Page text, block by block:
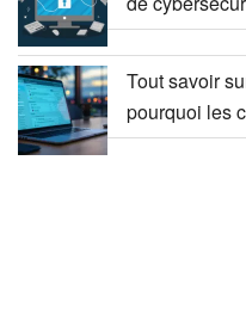
Tout savoir
pourquoi les